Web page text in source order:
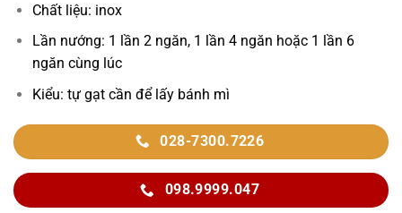
Chất liệu: inox
Lần nướng: 1 lần 2 ngăn, 1 lần 4 ngăn hoặc 1 lần 6
ngăn cùng lúc
Kiểu: tự gạt cần để lấy bánh mì
028-7300.7226
098.9999.047